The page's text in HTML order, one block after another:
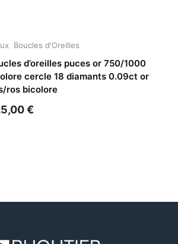
Boucles d'Oreilles
d’oreilles puces or 750/1000
cercle 18 diamants 0.09ct or
ros bicolore
€